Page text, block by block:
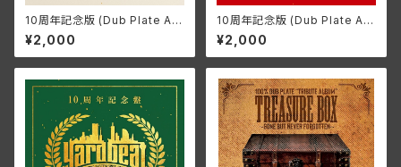
10周年記念版 (Dub Plate Alb
um / Non-Mixed) ~SINGE
R'S CHOICE~
¥2,000
10周年記念版 (Dub Plate Alb
um / Non-Mixed) ~DEADLY
DEEJAY~
¥2,000